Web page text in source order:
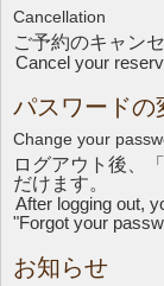
Cancellation
ご予約のキャン
Cancel your
パスワードの
Change your
ログアウト後、
だけます。
After logging out,
"Forgot your
お知らせ